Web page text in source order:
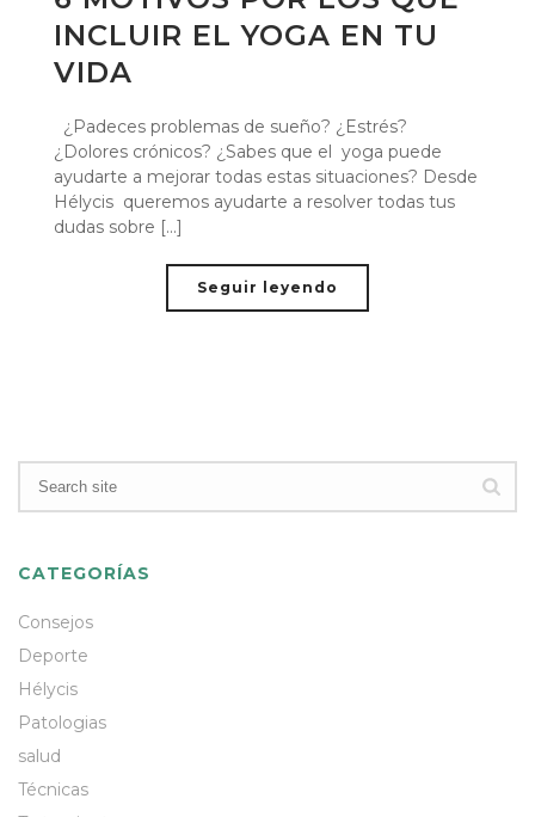
INCLUIR EL YOGA EN TU
VIDA
¿Padeces problemas de sueño? ¿Estrés?
¿Dolores crónicos? ¿Sabes que el yoga puede
ayudarte a mejorar todas estas situaciones? Desde
Hélycis queremos ayudarte a resolver todas tus
dudas sobre [...]
Seguir leyendo
CATEGORÍAS
Consejos
Deporte
Hélycis
Patologias
salud
Técnicas